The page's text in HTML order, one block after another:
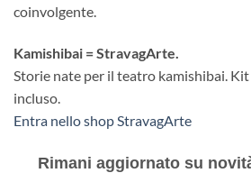
coinvolgente.
Kamishibai = StravagArte.
Storie nate per il teatro kamishibai.
incluso.
Entra nello shop StravagArte
Rimani aggiornato su